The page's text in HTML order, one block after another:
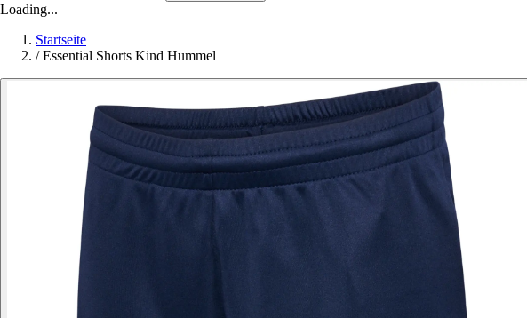
Loading...
Startseite
/ Essential Shorts Kind Hummel